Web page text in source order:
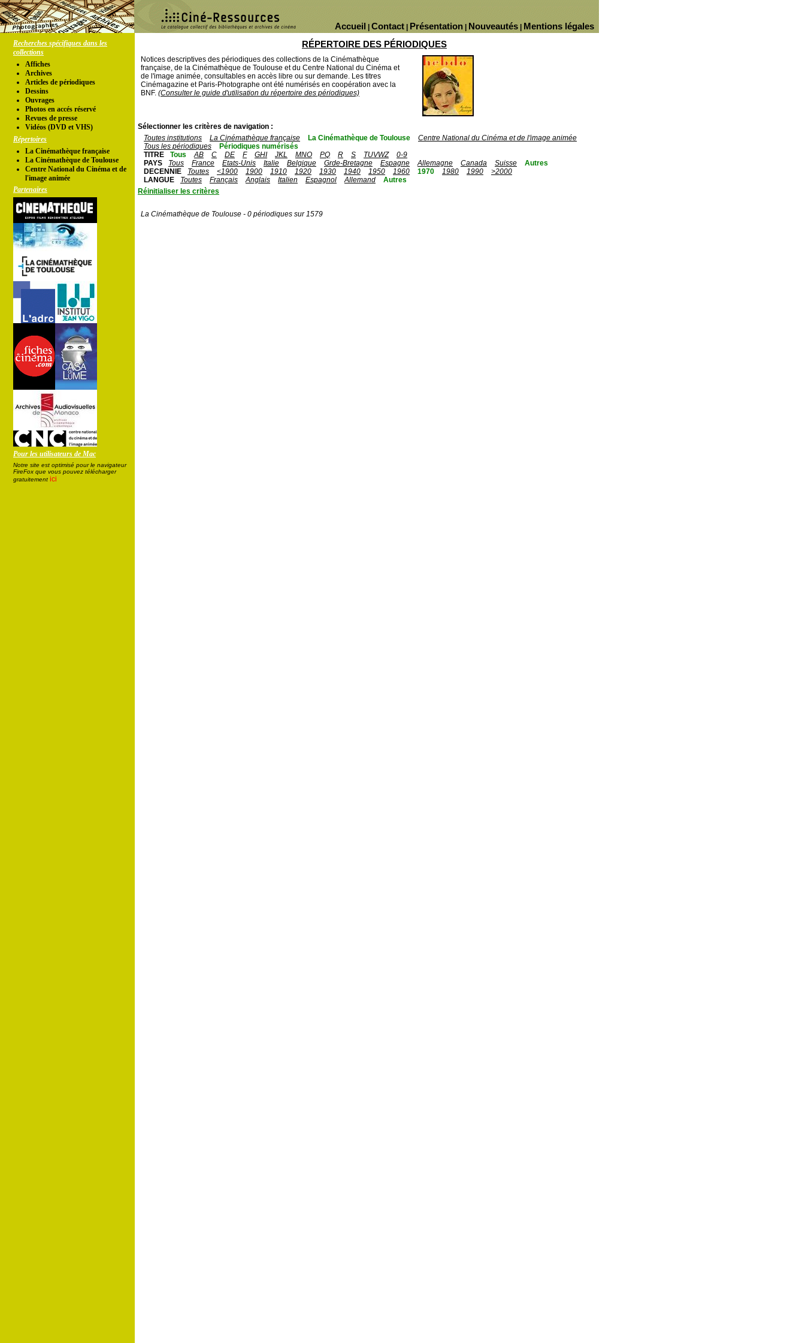
Mentions légales
Nouveautés
Présentation
Contact
Accueil
Recherches spécifiques dans les
collections
Affiches
Archives
Articles de périodiques
Dessins
Ouvrages
Photos en accés réservé
Revues de presse
Vidéos (DVD et VHS)
Répertoires
La Cinémathèque française
La Cinémathèque de Toulouse
Centre National du Cinéma et de
l'image animée
Partenaires
Pour les utilisateurs de Mac
Notre site est optimisé pour le navigateur
FireFox que vous pouvez télécharger
gratuitement ici
RÉPERTOIRE DES PÉRIODIQUES
Notices descriptives des périodiques des collections de la Cinémathèque
française, de la Cinémathèque de Toulouse et du Centre National du Cinéma et
de l'image animée, consultables en accès libre ou sur demande. Les titres
Cinémagazine et Paris-Photographe ont été numérisés en coopération avec la
BNF. (Consulter le guide d'utilisation du répertoire des périodiques)
Sélectionner les critères de navigation :
Toutes institutions
La Cinémathèque française La Cinémathèque de Toulouse
Centre National du Cinéma et de l'image animée
Tous les périodiques
Périodiques numérisés
TITRE
Tous AB C DE F GHI JKL MNO PQ R S TUVWZ
0-9
PAYS
Tous France Etats-Unis Italie Belgique Grde-Bretagne Espagne Allemagne Canada Suisse
Autres
DECENNIE
Toutes <1900 1900 1910 1920 1930 1940 1950 1960 1970 1980 1990
>2000
LANGUE
Toutes Français Anglais Italien Espagnol Allemand
Autres
Réinitialiser les critères
La Cinémathèque de Toulouse - 0 périodiques sur 1579